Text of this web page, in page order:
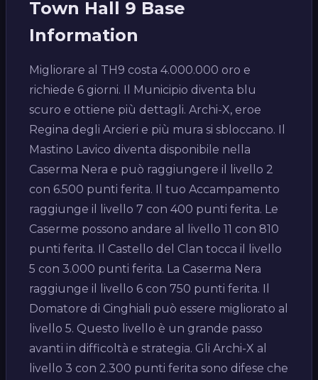
Town Hall 9 Base
Information
Migliorare al TH9 costa 4.000.000 oro e
richiede 6 giorni. Il Municipio diventa blu
scuro e ottiene più dettagli. Archi-X, eroe
Regina degli Arcieri e più mura si sbloccano. Il
Mastino Lavico diventa disponibile nella
Caserma Nera e può raggiungere il livello 2
con 6.500 punti ferita. Il tuo Accampamento
raggiunge il livello 7 con 400 punti ferita. Le
Caserme possono andare al livello 11 con 810
punti ferita. Il Castello del Clan tocca il livello
5 con 3.000 punti ferita. La Caserma Nera
raggiunge il livello 6 con 750 punti ferita. Il
Domatore di Cinghiali può essere migliorato al
livello 5. Questo livello è un grande passo
avanti in difficoltà e strategia. Gli Archi-X al
livello 3 con 2.300 punti ferita sono difese che